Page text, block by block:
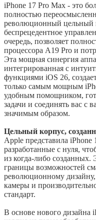
iPhone 17 Pro Max - это
полностью
революционный цельный
беспрецедентное
очередь, позволяет
процессора A19 Pro и
Эта мощная синергия
интегрированная с
функциями iOS 26,
только самым мощным
удобным помощником,
задачи и соединять вас с
значимым образом.
Цельный корпус,
Apple представила
разработанные с нуля,
из когда-либо созданных.
границы возможностей
революционному
камеры и
стандарт.
В основе нового дизайна